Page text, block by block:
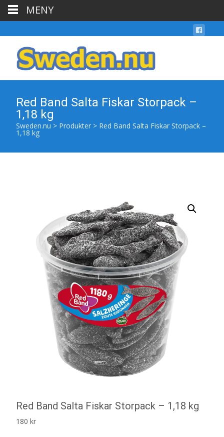
Red Band Salta Fiskar Storpack –
1,18 kg
Sweden.nu > Produkter > Red Band Salta Fiskar Storpack –
1,18 kg
Red Band Salta Fiskar Storpack – 1,18 kg
180 kr
MENY